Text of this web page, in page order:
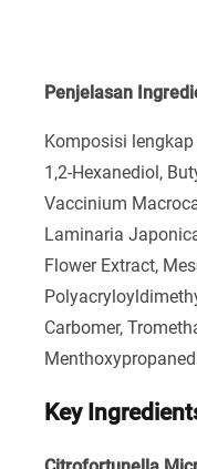
Penjelasan
Komposisi lengkap
1,2-Hexanediol,
Vaccinium
Laminaria
Flower Extract,
Carbomer,
Key